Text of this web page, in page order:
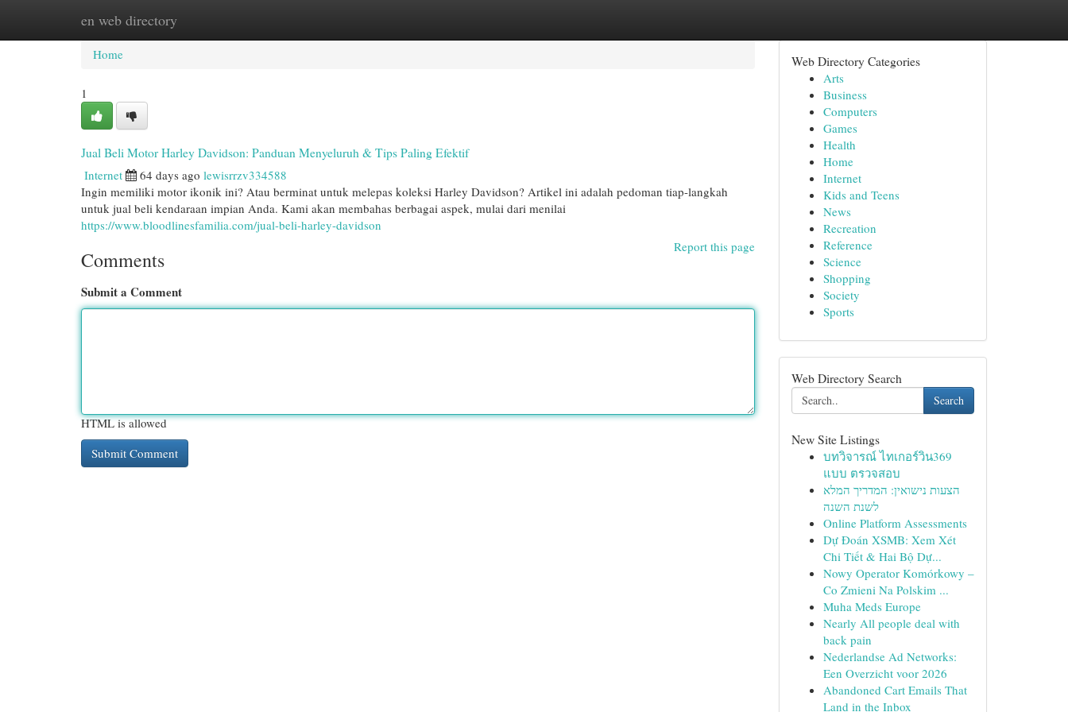
en web directory
Home New Site Listings
Home
1
Jual Beli Motor Harley Davidson: Panduan Menyeluruh & Tips Paling Efektif
Internet 64 days ago lewisrrzv334588
Ingin memiliki motor ikonik ini? Atau berminat untuk melepas koleksi Harley Davidson? Artikel ini adalah pedoman tiap-langkah
untuk jual beli kendaraan impian Anda. Kami akan membahas berbagai aspek, mulai dari menilai
https://www.bloodlinesfamilia.com/jual-beli-harley-davidson
Report this page
Comments
Submit a Comment
HTML is allowed
Web Directory Categories
Arts
Business
Computers
Games
Health
Home
Internet
Kids and Teens
News
Recreation
Reference
Science
Shopping
Society
Sports
Web Directory Search
Search
New Site Listings
บทวิจารณ์ ไทเกอร์วิน369
แบบ ตรวจสอบ
הצעות נישואין: המדריך המלא
לשנת השנה
Online Platform Assessments
Dự Đoán XSMB: Xem Xét
Chi Tiết & Hai Bộ Dự...
Nowy Operator Komórkowy –
Co Zmieni Na Polskim ...
Muha Meds Europe
Nearly All people deal with
back pain
Nederlandse Ad Networks:
Een Overzicht voor 2026
Abandoned Cart Emails That
Land in the Inbox